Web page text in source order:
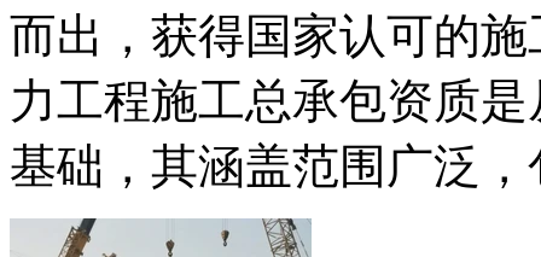
而出，获得国家认可的
力工程施工总承包资质
基础，其涵盖范围广泛